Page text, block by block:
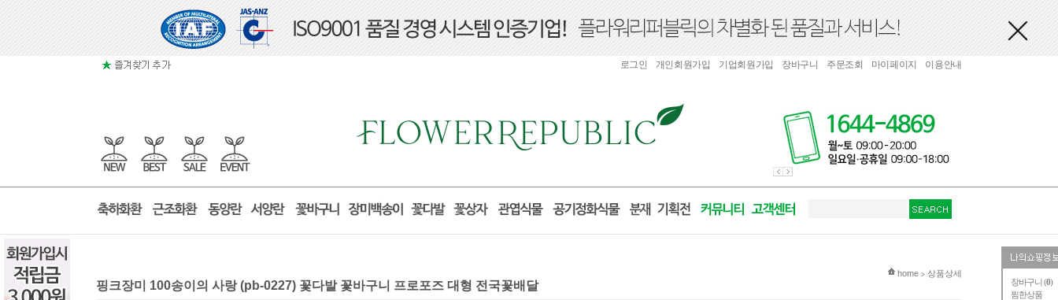
장바구니 (0)
찜한상품
로그인 개인회원가입 기업회원가입 장바구니 주문조회 마이페이지 이용안내
현재 위치
home > 상품상세
핑크장미 100송이의 사랑 (pb-0227) 꽃다발 꽃바구니 프로포즈 대형 전국꽃배달